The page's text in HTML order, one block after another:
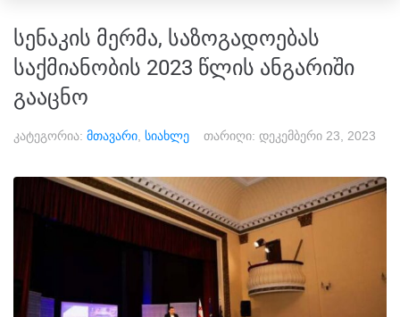
სენაკის მერმა, საზოგადოებას
საქმიანობის 2023 წლის ანგარიში
გააცნო
კატეგორია: მთავარი სიახლე თარიღი: დეკემბერი 23, 2023